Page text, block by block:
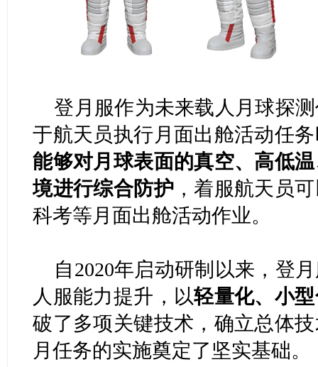
登月服作为未来载人月球探
于航天员执行月面出舱活动任
能够对月球表面的真空、高低
境进行综合防护，着服航天员
科考等月面出舱活动作业。
自2020年启动研制以来，登
人服能力提升，以轻量化、小
破了多项关键技术，确立总体
月任务的实施奠定了坚实基础。